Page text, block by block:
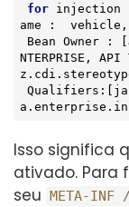
for injection
ame :  vehicle,
Bean Owner :
NTERPRISE,
Isso significa
ativado. Para
seu META-